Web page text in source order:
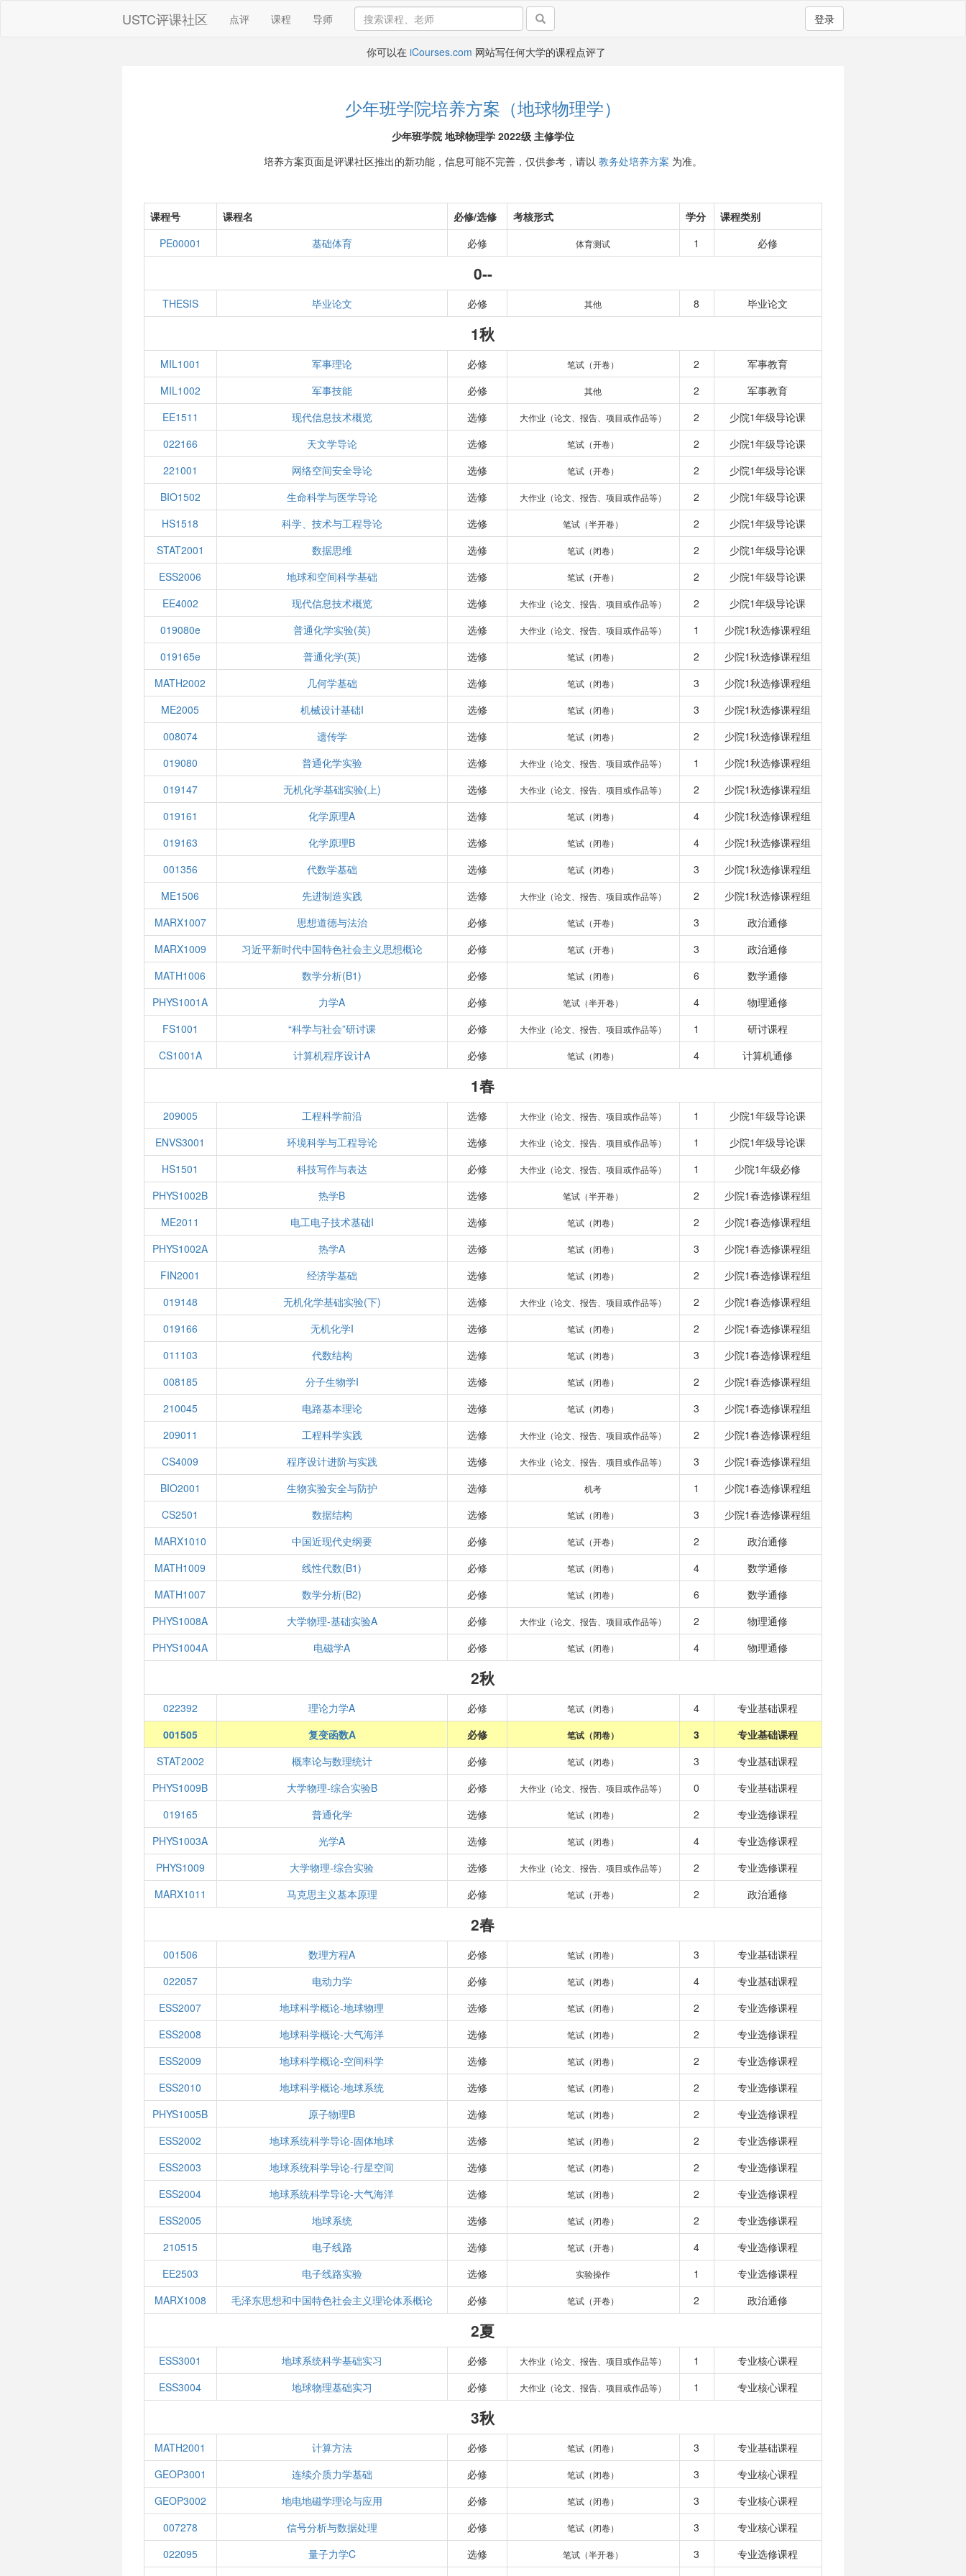
USTC评课社区 点评 课程 导师 登录
你可以在 iCourses.com 网站写任何大学的课程点评了
少年班学院培养方案（地球物理学）
少年班学院 地球物理学 2022级 主修学位
培养方案页面是评课社区推出的新功能，信息可能不完善，仅供参考，请以 教务处培养方案 为准。
课程号 课程名 必修/选修 考核形式 学分
课程类别
PE00001
基础体育 必修 体育测试 1 必修
0--
THESIS 毕业论文 必修 其他 8 毕业论文
1秋
MIL1001 军事理论 必修 笔试（开卷） 2
军事教育
MIL1002
军事技能 必修 其他 2
军事教育
EE1511
现代信息技术概览 选修 大作业（论文、报告、项目或作品等） 2
少院1年级导论课
022166
天文学导论 选修 笔试（开卷） 2
少院1年级导论课
221001
网络空间安全导论 选修 笔试（开卷） 2
少院1年级导论课
BIO1502
生命科学与医学导论 选修 大作业（论文、报告、项目或作品等） 2
少院1年级导论课
HS1518
科学、技术与工程导论 选修 笔试（半开卷） 2
少院1年级导论课
STAT2001
数据思维 选修 笔试（闭卷） 2
少院1年级导论课
ESS2006
地球和空间科学基础 选修 笔试（开卷） 2
少院1年级导论课
EE4002
现代信息技术概览 选修 大作业（论文、报告、项目或作品等） 2
少院1年级导论课
019080e
普通化学实验(英) 选修 大作业（论文、报告、项目或作品等） 1
少院1秋选修课程组
019165e
普通化学(英) 选修 笔试（闭卷） 2
少院1秋选修课程组
MATH2002
几何学基础 选修 笔试（闭卷） 3
少院1秋选修课程组
ME2005
机械设计基础I 选修 笔试（闭卷） 3
少院1秋选修课程组
008074
遗传学 选修 笔试（闭卷） 2
少院1秋选修课程组
019080
普通化学实验 选修 大作业（论文、报告、项目或作品等） 1
少院1秋选修课程组
019147
无机化学基础实验(上) 选修 大作业（论文、报告、项目或作品等） 2
少院1秋选修课程组
019161
化学原理A 选修 笔试（闭卷） 4
少院1秋选修课程组
019163
化学原理B 选修 笔试（闭卷） 4
少院1秋选修课程组
001356
代数学基础 选修 笔试（闭卷） 3
少院1秋选修课程组
ME1506
先进制造实践 选修 大作业（论文、报告、项目或作品等） 2
少院1秋选修课程组
MARX1007
思想道德与法治 必修 笔试（开卷） 3
政治通修
MARX1009
习近平新时代中国特色社会主义思想概论 必修 笔试（开卷） 3
政治通修
MATH1006
数学分析(B1) 必修 笔试（闭卷） 6
数学通修
PHYS1001A
力学A 必修 笔试（半开卷） 4
物理通修
FS1001
“科学与社会”研讨课 必修 大作业（论文、报告、项目或作品等） 1
研讨课程
CS1001A
计算机程序设计A 必修 笔试（闭卷） 4 计算机通修
1春
209005 工程科学前沿 选修 大作业（论文、报告、项目或作品等） 1
少院1年级导论课
ENVS3001
环境科学与工程导论 选修 大作业（论文、报告、项目或作品等） 1
少院1年级导论课
HS1501
科技写作与表达 必修 大作业（论文、报告、项目或作品等） 1
少院1年级必修
PHYS1002B
热学B 选修 笔试（半开卷） 2
少院1春选修课程组
ME2011
电工电子技术基础I 选修 笔试（闭卷） 2
少院1春选修课程组
PHYS1002A
热学A 选修 笔试（闭卷） 3
少院1春选修课程组
FIN2001
经济学基础 选修 笔试（闭卷） 2
少院1春选修课程组
019148
无机化学基础实验(下) 选修 大作业（论文、报告、项目或作品等） 2
少院1春选修课程组
019166
无机化学I 选修 笔试（闭卷） 2
少院1春选修课程组
011103
代数结构 选修 笔试（闭卷） 3
少院1春选修课程组
008185
分子生物学I 选修 笔试（闭卷） 2
少院1春选修课程组
210045
电路基本理论 选修 笔试（闭卷） 3
少院1春选修课程组
209011
工程科学实践 选修 大作业（论文、报告、项目或作品等） 2
少院1春选修课程组
CS4009
程序设计进阶与实践 选修 大作业（论文、报告、项目或作品等） 3
少院1春选修课程组
BIO2001
生物实验安全与防护 选修 机考 1
少院1春选修课程组
CS2501
数据结构 选修 笔试（闭卷） 3
少院1春选修课程组
MARX1010
中国近现代史纲要 必修 笔试（开卷） 2
政治通修
MATH1009
线性代数(B1) 必修 笔试（闭卷） 4
数学通修
MATH1007
数学分析(B2) 必修 笔试（闭卷） 6
数学通修
PHYS1008A
大学物理-基础实验A 必修 大作业（论文、报告、项目或作品等） 2
物理通修
PHYS1004A
电磁学A 必修 笔试（闭卷） 4 物理通修
2秋
022392 理论力学A 必修 笔试（闭卷） 4
专业基础课程
001505
复变函数A 必修 笔试（闭卷） 3
专业基础课程
STAT2002
概率论与数理统计 必修 笔试（闭卷） 3
专业基础课程
PHYS1009B
大学物理-综合实验B 必修 大作业（论文、报告、项目或作品等） 0
专业基础课程
019165
普通化学 选修 笔试（闭卷） 2
专业选修课程
PHYS1003A
光学A 选修 笔试（闭卷） 4
专业选修课程
PHYS1009
大学物理-综合实验 选修 大作业（论文、报告、项目或作品等） 2
专业选修课程
MARX1011
马克思主义基本原理 必修 笔试（开卷） 2 政治通修
2春
001506 数理方程A 必修 笔试（闭卷） 3
专业基础课程
022057
电动力学 必修 笔试（闭卷） 4
专业基础课程
ESS2007
地球科学概论-地球物理 选修 笔试（闭卷） 2
专业选修课程
ESS2008
地球科学概论-大气海洋 选修 笔试（闭卷） 2
专业选修课程
ESS2009
地球科学概论-空间科学 选修 笔试（闭卷） 2
专业选修课程
ESS2010
地球科学概论-地球系统 选修 笔试（闭卷） 2
专业选修课程
PHYS1005B
原子物理B 选修 笔试（闭卷） 2
专业选修课程
ESS2002
地球系统科学导论-固体地球 选修 笔试（闭卷） 2
专业选修课程
ESS2003
地球系统科学导论-行星空间 选修 笔试（闭卷） 2
专业选修课程
ESS2004
地球系统科学导论-大气海洋 选修 笔试（闭卷） 2
专业选修课程
ESS2005
地球系统 选修 笔试（闭卷） 2
专业选修课程
210515
电子线路 选修 笔试（开卷） 4
专业选修课程
EE2503
电子线路实验 选修 实验操作 1
专业选修课程
MARX1008
毛泽东思想和中国特色社会主义理论体系概论 必修 笔试（开卷） 2 政治通修
2夏
ESS3001 地球系统科学基础实习 必修 大作业（论文、报告、项目或作品等） 1
专业核心课程
ESS3004
地球物理基础实习 必修 大作业（论文、报告、项目或作品等） 1 专业核心课程
3秋
MATH2001 计算方法 必修 笔试（闭卷） 3
专业基础课程
GEOP3001
连续介质力学基础 必修 笔试（闭卷） 3
专业核心课程
GEOP3002
地电地磁学理论与应用 必修 笔试（闭卷） 3
专业核心课程
007278
信号分析与数据处理 必修 笔试（闭卷） 3
专业核心课程
022095
量子力学C 选修 笔试（半开卷） 3
专业选修课程